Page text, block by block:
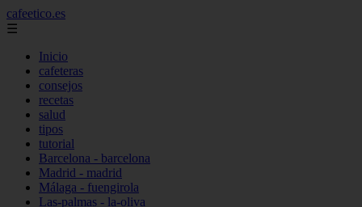
cafeetico.es
☰
Inicio
cafeteras
consejos
recetas
salud
tipos
tutorial
Barcelona - barcelona
Madrid - madrid
Málaga - fuengirola
Las-palmas - la-oliva